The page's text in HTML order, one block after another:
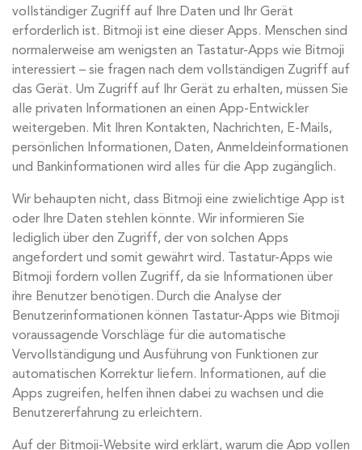
vollständiger Zugriff auf Ihre Daten und Ihr Gerät
erforderlich ist. Bitmoji ist eine dieser Apps. Menschen sind
normalerweise am wenigsten an Tastatur-Apps wie Bitmoji
interessiert – sie fragen nach dem vollständigen Zugriff auf
das Gerät. Um Zugriff auf Ihr Gerät zu erhalten, müssen Sie
alle privaten Informationen an einen App-Entwickler
weitergeben. Mit Ihren Kontakten, Nachrichten, E-Mails,
persönlichen Informationen, Daten, Anmeldeinformationen
und Bankinformationen wird alles für die App zugänglich.
Wir behaupten nicht, dass Bitmoji eine zwielichtige App ist
oder Ihre Daten stehlen könnte. Wir informieren Sie
lediglich über den Zugriff, der von solchen Apps
angefordert und somit gewährt wird. Tastatur-Apps wie
Bitmoji fordern vollen Zugriff, da sie Informationen über
ihre Benutzer benötigen. Durch die Analyse der
Benutzerinformationen können Tastatur-Apps wie Bitmoji
voraussagende Vorschläge für die automatische
Vervollständigung und Ausführung von Funktionen zur
automatischen Korrektur liefern. Informationen, auf die
Apps zugreifen, helfen ihnen dabei zu wachsen und die
Benutzererfahrung zu erleichtern.
Auf der Bitmoji-Website wird erklärt, warum die App vollen